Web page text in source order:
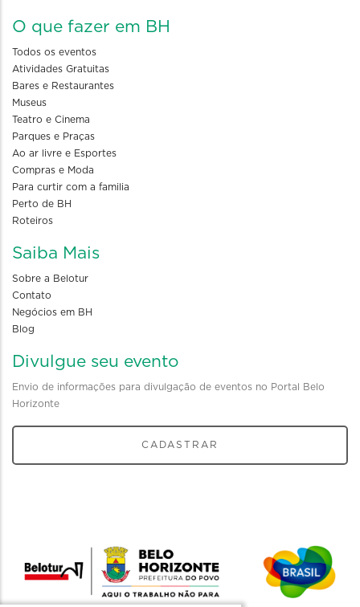
O que fazer em BH
Todos os eventos
Atividades Gratuitas
Bares e Restaurantes
Museus
Teatro e Cinema
Parques e Praças
Ao ar livre e Esportes
Compras e Moda
Para curtir com a familia
Perto de BH
Roteiros
Saiba Mais
Sobre a Belotur
Contato
Negócios em BH
Blog
Divulgue seu evento
Envio de informações para divulgação de eventos no Portal Belo
Horizonte
CADASTRAR